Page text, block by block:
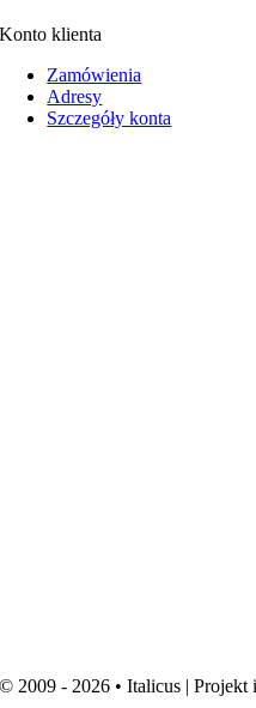
Konto klienta
Zamówienia
Adresy
Szczegóły konta
© 2009 - 2026 • Italicus |